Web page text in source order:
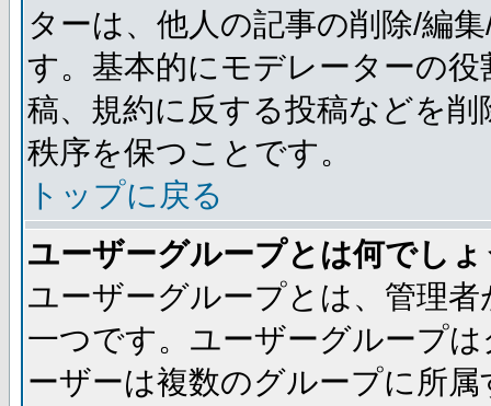
ターは、他人の記事の削除/編
す。基本的にモデレーターの
稿、規約に反する投稿などを
秩序を保つことです。
トップに戻る
ユーザーグループとは何でし
ユーザーグループとは、管理
一つです。ユーザーグループ
ーザーは複数のグループに所